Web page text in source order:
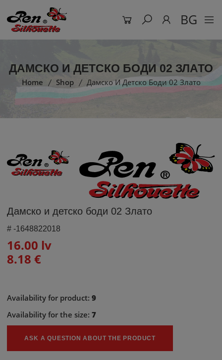
BG
ДАМСКО И ДЕТСКО БОДИ 02 ЗЛАТО
Home Shop Дамско И Детско Боди 02 Злато
Дамско и детско боди 02 Злато
#-1648822018
16.00 lv
8.18 €
Availability for product:9
Availability for the size:7
ASK A QUESTION ABOUT THE PRODUCT